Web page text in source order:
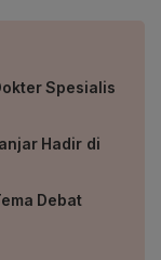
Spesialis
Hadir di
Debat